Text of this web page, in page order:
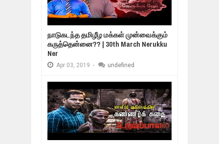
நாடுகடந்த தமிழீழ மக்கள் முன்வைக்கும்
கருத்தென்னை?? | 30th March Nerukku
Ner
Apr 03, 2019 - undefined